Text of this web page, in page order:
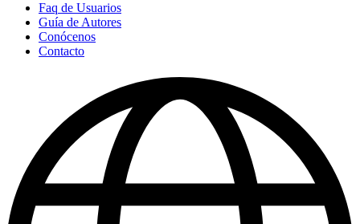
Faq de Usuarios
Guía de Autores
Conócenos
Contacto